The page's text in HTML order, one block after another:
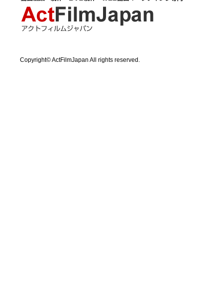
Copyright© ActFilmJapan All rights reserved.